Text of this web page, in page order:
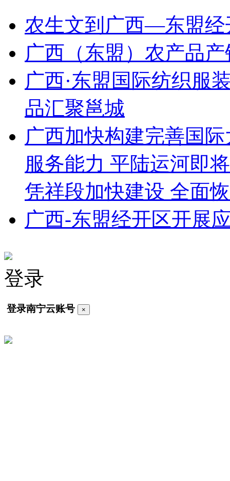
农生文到广西—东盟经
广西（东盟）农产品
广西·东盟国际纺织服
品汇聚邕城
广西加快构建完善国
服务能力 平陆运河即
凭祥段加快建设 全面
广西-东盟经开区开展
登录
登录南宁云账号 ×